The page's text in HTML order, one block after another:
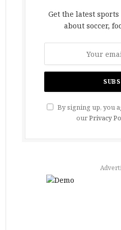
Get the latest
about soccer,
By signing up, you
ourPrivacy